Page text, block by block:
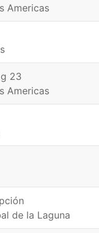
Americas
23
Americas
de la Laguna